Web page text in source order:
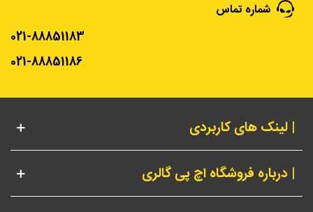
شماره تماس
021-88851183
021-88851186
| لینک های کاربردی
| درباره فروشگاه اچ پی گالری